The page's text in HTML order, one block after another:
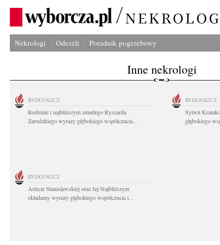
Nekrologi Odeszli Poradnik pogrzebowy
Inne nekrologi
BYDGOSZCZ
Rodzinie i najbliższym zmarłego Ryszarda
Zarudzkiego wyrazy głębokiego współczucia...
BYDGOSZCZ
Sylwii
głębokiego
BYDGOSZCZ
Arlecie Stanisławskiej oraz Jej Najbliższym
składamy wyrazy głębokiego współczucia i...